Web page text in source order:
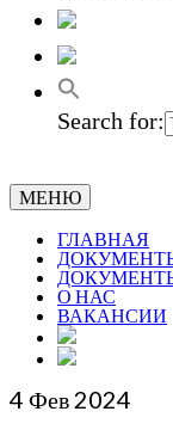
Search for:
МЕНЮ
ГЛАВНАЯ
О НАС
ВАКАНСИИ
4 Фев 2024